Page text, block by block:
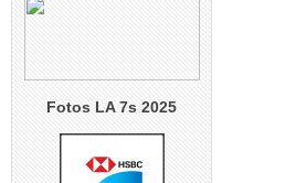
Fotos LA 7s 2025